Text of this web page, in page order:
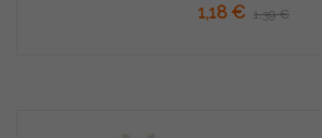
1,18 € 1,39 €